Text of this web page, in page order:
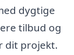
dygtige
tilbud og
dit projekt.